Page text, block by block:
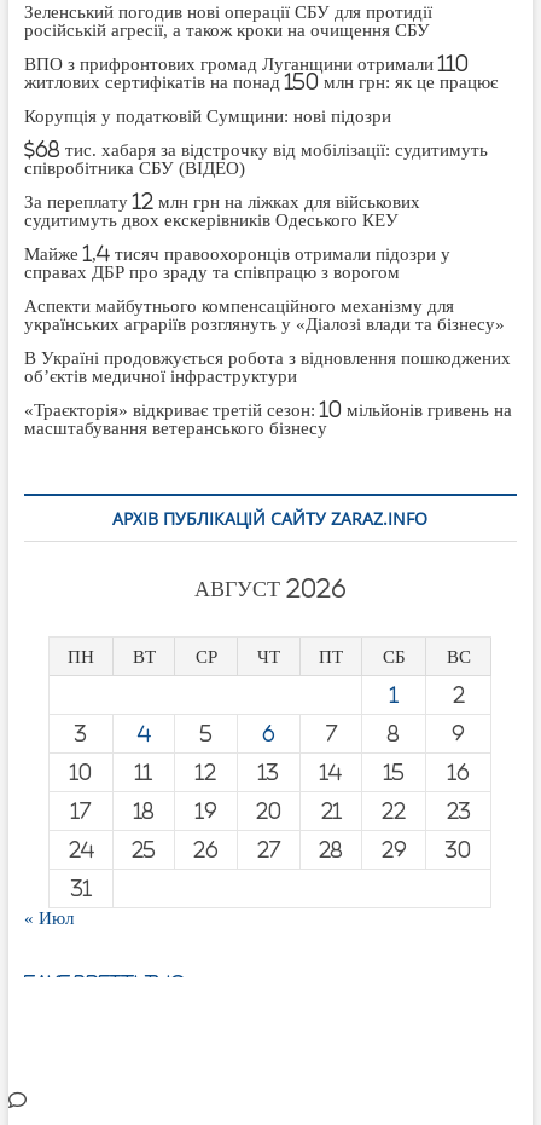
Зеленський погодив нові операції СБУ для протидії
російській агресії, а також кроки на очищення СБУ
ВПО з прифронтових громад Луганщини отримали 110
житлових сертифікатів на понад 150 млн грн: як це працює
Корупція у податковій Сумщини: нові підозри
$68 тис. хабаря за відстрочку від мобілізації: судитимуть
співробітника СБУ (ВІДЕО)
За переплату 12 млн грн на ліжках для військових
судитимуть двох екскерівників Одеського КЕУ
Майже 1,4 тисяч правоохоронців отримали підозри у
справах ДБР про зраду та співпрацю з ворогом
Аспекти майбутнього компенсаційного механізму для
українських аграріїв розглянуть у «Діалозі влади та бізнесу»
В Україні продовжується робота з відновлення пошкоджених
об’єктів медичної інфраструктури
«Траєкторія» відкриває третій сезон: 10 мільйонів гривень на
масштабування ветеранського бізнесу
АРХІВ ПУБЛІКАЦІЙ САЙТУ ZARAZ.INFO
АВГУСТ 2026
ПН ВТ СР ЧТ ПТ СБ ВС
1 2
3 4 5 6 7 8 9
10 11 12 13 14 15 16
17 18 19 20 21 22 23
24 25 26 27 28 29 30
31
« Июл